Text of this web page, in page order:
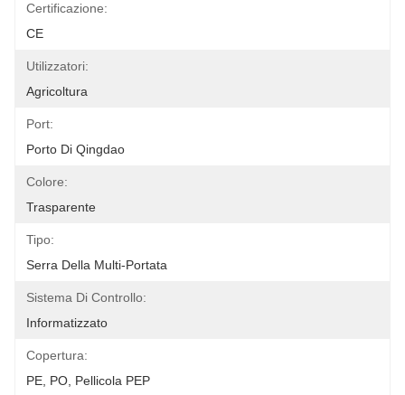
Certificazione:
CE
Utilizzatori:
Agricoltura
Port:
Porto Di Qingdao
Colore:
Trasparente
Tipo:
Serra Della Multi-Portata
Sistema Di Controllo:
Informatizzato
Copertura:
PE, PO, Pellicola PEP